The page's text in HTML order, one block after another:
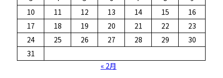
10
11 12 13 14 15
16
17
18 19 20 21 22
23
24
25 26 27 28 29
30
31
« 2月